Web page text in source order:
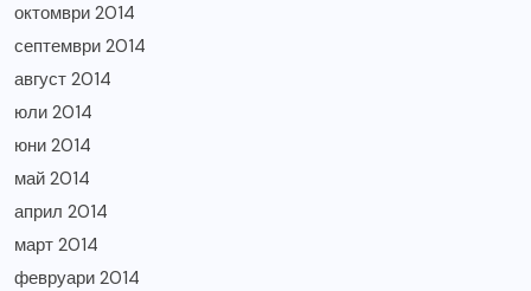
октомври 2014
септември 2014
август 2014
юли 2014
юни 2014
май 2014
април 2014
март 2014
февруари 2014